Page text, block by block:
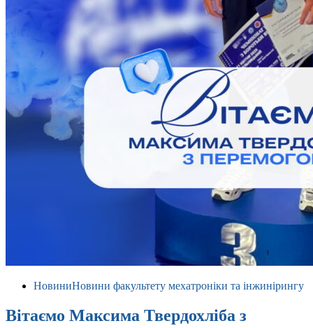
НовиниНовини факультету мехатроніки та інжинірингу
Вітаємо Максима Твердохліба з